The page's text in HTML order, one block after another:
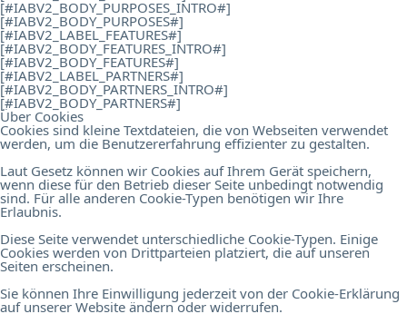
[#IABV2_BODY_PURPOSES_INTRO#]
[#IABV2_BODY_PURPOSES#]
[#IABV2_LABEL_FEATURES#]
[#IABV2_BODY_FEATURES_INTRO#]
[#IABV2_BODY_FEATURES#]
[#IABV2_LABEL_PARTNERS#]
[#IABV2_BODY_PARTNERS_INTRO#]
[#IABV2_BODY_PARTNERS#]
Über Cookies
Cookies sind kleine Textdateien, die von Webseiten verwendet
werden, um die Benutzererfahrung effizienter zu gestalten.
Laut Gesetz können wir Cookies auf Ihrem Gerät speichern,
wenn diese für den Betrieb dieser Seite unbedingt notwendig
sind. Für alle anderen Cookie-Typen benötigen wir Ihre
Erlaubnis.
Diese Seite verwendet unterschiedliche Cookie-Typen. Einige
Cookies werden von Drittparteien platziert, die auf unseren
Seiten erscheinen.
Sie können Ihre Einwilligung jederzeit von der Cookie-Erklärung
auf unserer Website ändern oder widerrufen.